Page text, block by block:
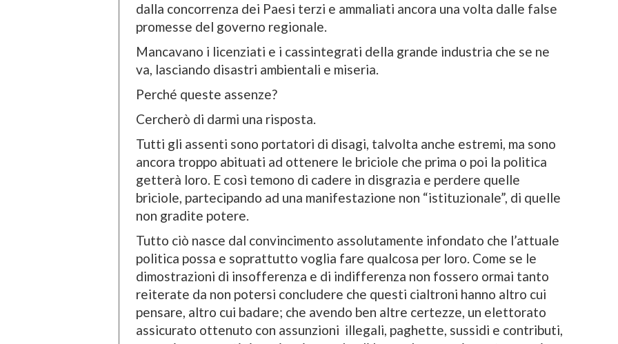
dalla concorrenza dei Paesi terzi e ammaliati ancora una volta dalle false
promesse del governo regionale.
Mancavano i licenziati e i cassintegrati della grande industria che se ne
va, lasciando disastri ambientali e miseria.
Perché queste assenze?
Cercherò di darmi una risposta.
Tutti gli assenti sono portatori di disagi, talvolta anche estremi, ma sono
ancora troppo abituati ad ottenere le briciole che prima o poi la politica
getterà loro. E così temono di cadere in disgrazia e perdere quelle
briciole, partecipando ad una manifestazione non “istituzionale”, di quelle
non gradite potere.
Tutto ciò nasce dal convincimento assolutamente infondato che l’attuale
politica possa e soprattutto voglia fare qualcosa per loro. Come se le
dimostrazioni di insofferenza e di indifferenza non fossero ormai tanto
reiterate da non potersi concludere che questi cialtroni hanno altro cui
pensare, altro cui badare; che avendo ben altre certezze, un elettorato
assicurato ottenuto con assunzioni illegali, paghette, sussidi e contributi,